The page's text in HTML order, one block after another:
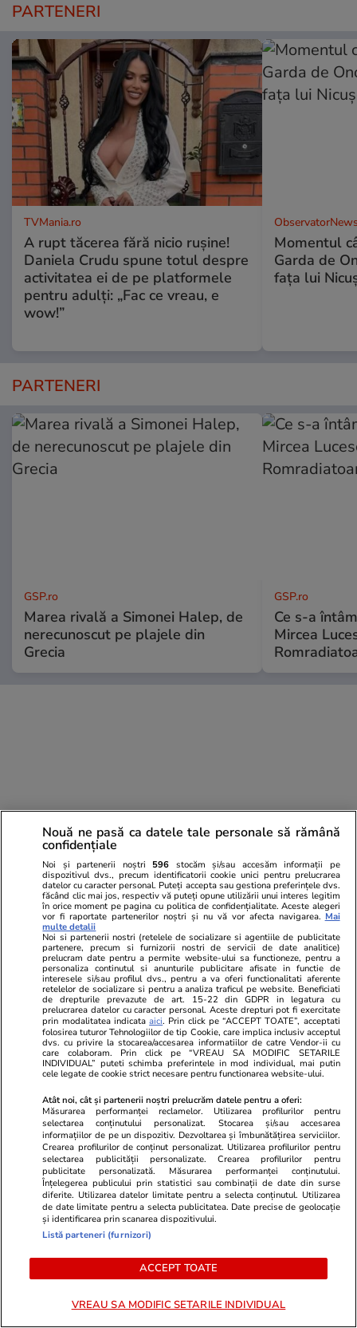
PARTENERI
TVMania.ro
A rupt tăcerea fără nicio rușine!
Daniela Crudu spune totul despre
activitatea ei de pe platformele
pentru adulți: „Fac ce vreau, e
wow!”
Momentul
Garda de
fața lui
PARTENERI
GSP.ro
Marea rivală a Simonei Halep, de
nerecunoscut pe plajele din
Grecia
GSP.ro
Ce s-a
Mircea
PARTENERI
Mediafax.ro
ULTIMA ORĂ! Traseul bizar al
dronei doborâte de F-16. Pe unde
a trecut aceasta
StirileKanalD.ro
Femeie
PROMO
Nouă ne pasă ca datele tale personale să rămână
confidențiale
Noi și partenerii noștri 596 stocăm și/sau accesăm informații pe
dispozitivul dvs., precum identificatorii cookie unici pentru prelucrarea
datelor cu caracter personal. Puteți accepta sau gestiona preferințele dvs.
făcând clic mai jos, respectiv vă puteți opune utilizării unui interes legitim
în orice moment pe pagina cu politica de confidențialitate. Aceste alegeri
vor fi raportate partenerilor noștri și nu vă vor afecta navigarea. Mai
multe detalii
Noi si partenerii nostri (retelele de socializare si agentiile de publicitate
partenere, precum si furnizorii nostri de servicii de date analitice)
prelucram date pentru a permite website-ului sa functioneze, pentru a
personaliza continutul si anunturile publicitare afisate in functie de
interesele si/sau profilul dvs., pentru a va oferi functionalitati aferente
retelelor de socializare si pentru a analiza traficul pe website. Beneficiati
de drepturile prevazute de art. 15-22 din GDPR in legatura cu
prelucrarea datelor cu caracter personal. Aceste drepturi pot fi exercitate
prin modalitatea indicataaici. Prin click pe “ACCEPT TOATE”, acceptati
folosirea tuturor Tehnologiilor de tip Cookie, care implica inclusiv acceptul
dvs. cu privire la stocarea/accesarea informatiilor de catre Vendor-ii cu
care colaboram. Prin click pe “VREAU SA MODIFIC SETARILE
INDIVIDUAL” puteti schimba preferintele in mod individual, mai putin
cele legate de cookie strict necesare pentru functionarea website-ului.
Atât noi, cât și partenerii noștri prelucrăm datele pentru a oferi:
Măsurarea performanței reclamelor. Utilizarea profilurilor pentru
selectarea conținutului personalizat. Stocarea și/sau accesarea
informațiilor de pe un dispozitiv. Dezvoltarea și îmbunătățirea serviciilor.
Crearea profilurilor de conținut personalizat. Utilizarea profilurilor pentru
selectarea publicității personalizate. Crearea profilurilor pentru
publicitate personalizată. Măsurarea performanței conținutului.
Înțelegerea publicului prin statistici sau combinații de date din surse
diferite. Utilizarea datelor limitate pentru a selecta conținutul. Utilizarea
de date limitate pentru a selecta publicitatea. Date precise de geolocație
și identificarea prin scanarea dispozitivului.
Listă parteneri (furnizori)
ACCEPT TOATE
VREAU SA MODIFIC SETARILE INDIVIDUAL